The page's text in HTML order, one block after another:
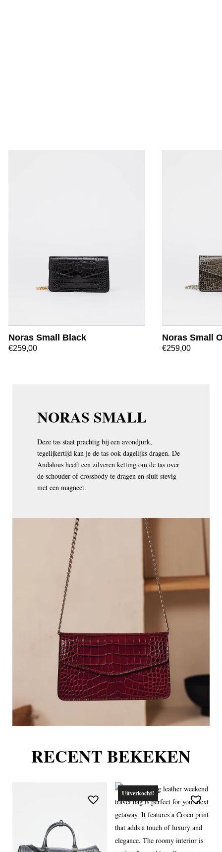
Noras Small Black
€259,00
Noras Small
€259,00
NORAS SMALL
Deze tas staat prachtig bij een avondjurk,
tegelijkertijd kan je de tas ook dagelijks dragen. De
Andalous heeft een zilveren ketting om de tas over
de schouder of crossbody te dragen en sluit stevig
met een magneet.
RECENT BEKEKEN
Uitverkocht!